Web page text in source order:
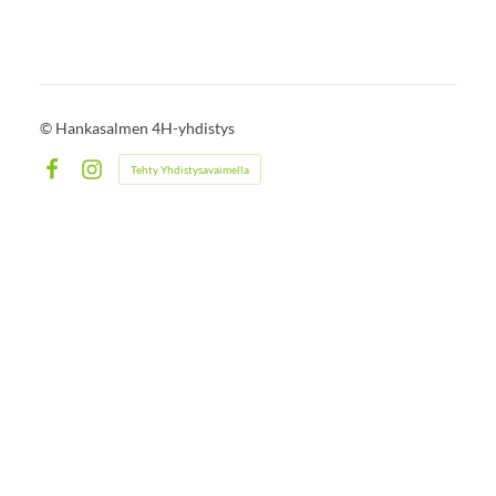
© Hankasalmen 4H-yhdistys
Instagram
Tehty Yhdistysavaimella